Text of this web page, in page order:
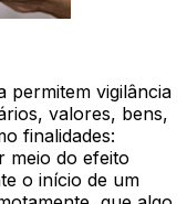
permitem vigilância
valores, bens,
finalidades:
meio do efeito
o início de um